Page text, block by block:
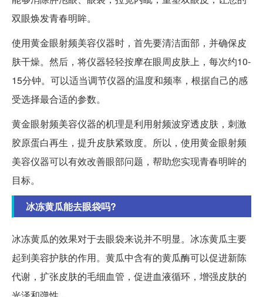
双眼焕发青春明眸。
使用黄金眼射频美容仪器时，首先要清洁面部，并确保皮
肤干燥。然后，将仪器轻轻按摩在眼周皮肤上，每次约10-
15分钟。可以适当调节仪器的温度和频率，根据自己的感
受选择最合适的参数。
黄金眼射频美容仪器的机理是利用射频波穿透皮肤，刺激
胶原蛋白再生，提升皮肤紧致度。所以，使用黄金眼射频
美容仪器可以有效改善眼部问题，帮助您实现青春明眸的
目标。
冰冻黄瓜能去眼袋吗?
冰冻黄瓜的效果对于去眼袋来说并不明显。冰冻黄瓜主要
起到美容护肤的作用。黄瓜中含有的黄瓜酶可以促进新陈
代谢，扩张皮肤的毛细血管，促进血液循环，增强皮肤的